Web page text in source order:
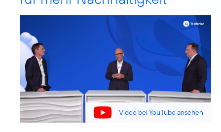
Video bei YouTube ansehen